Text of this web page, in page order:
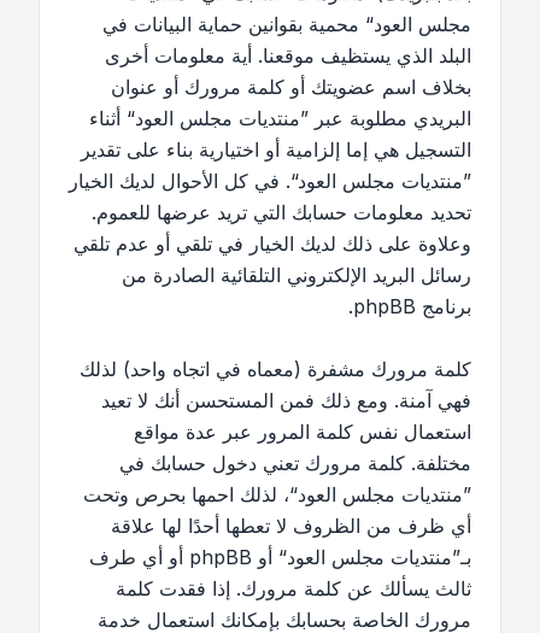
مجلس العود“ محمية بقوانين حماية البيانات في
البلد الذي يستظيف موقعنا. أية معلومات أخرى
بخلاف اسم عضويتك أو كلمة مرورك أو عنوان
البريدي مطلوبة عبر ”منتديات مجلس العود“ أثناء
التسجيل هي إما إلزامية أو اختيارية بناء على تقدير
”منتديات مجلس العود“. في كل الأحوال لديك الخيار
تحديد معلومات حسابك التي تريد عرضها للعموم.
وعلاوة على ذلك لديك الخيار في تلقي أو عدم تلقي
رسائل البريد الإلكتروني التلقائية الصادرة من
برنامج phpBB.
كلمة مرورك مشفرة (معماه في اتجاه واحد) لذلك
فهي آمنة. ومع ذلك فمن المستحسن أنك لا تعيد
استعمال نفس كلمة المرور عبر عدة مواقع
مختلفة. كلمة مرورك تعني دخول حسابك في
”منتديات مجلس العود“، لذلك احمها بحرص وتحت
أي ظرف من الظروف لا تعطها أحدًا لها علاقة
بـ”منتديات مجلس العود“ أو phpBB أو أي طرف
ثالث يسألك عن كلمة مرورك. إذا فقدت كلمة
مرورك الخاصة بحسابك بإمكانك استعمال خدمة